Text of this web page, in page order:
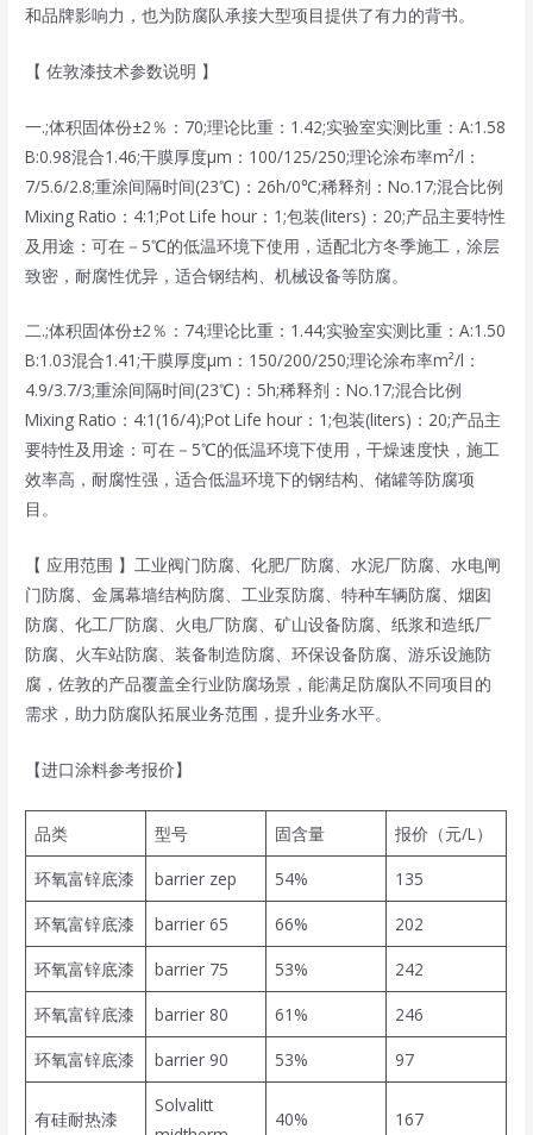
和品牌影响力，也为防腐队承接大型项目提供了有力的背书。
【 佐敦漆技术参数说明 】
一.;体积固体份±2％：70;理论比重：1.42;实验室实测比重：A:1.58
B:0.98混合1.46;干膜厚度μm：100/125/250;理论涂布率m²/l：
7/5.6/2.8;重涂间隔时间(23℃)：26h/0℃;稀释剂：No.17;混合比例
Mixing Ratio：4:1;Pot Life hour：1;包装(liters)：20;产品主要特性
及用途：可在－5℃的低温环境下使用，适配北方冬季施工，涂层
致密，耐腐性优异，适合钢结构、机械设备等防腐。
二.;体积固体份±2％：74;理论比重：1.44;实验室实测比重：A:1.50
B:1.03混合1.41;干膜厚度μm：150/200/250;理论涂布率m²/l：
4.9/3.7/3;重涂间隔时间(23℃)：5h;稀释剂：No.17;混合比例
Mixing Ratio：4:1(16/4);Pot Life hour：1;包装(liters)：20;产品主
要特性及用途：可在－5℃的低温环境下使用，干燥速度快，施工
效率高，耐腐性强，适合低温环境下的钢结构、储罐等防腐项
目。
【 应用范围 】工业阀门防腐、化肥厂防腐、水泥厂防腐、水电闸
门防腐、金属幕墙结构防腐、工业泵防腐、特种车辆防腐、烟囱
防腐、化工厂防腐、火电厂防腐、矿山设备防腐、纸浆和造纸厂
防腐、火车站防腐、装备制造防腐、环保设备防腐、游乐设施防
腐，佐敦的产品覆盖全行业防腐场景，能满足防腐队不同项目的
需求，助力防腐队拓展业务范围，提升业务水平。
【进口涂料参考报价】
品类 型号 固含量
报价（元/L）
环氧富锌底漆
barrier zep 54%
135
环氧富锌底漆
barrier 65 66%
202
环氧富锌底漆
barrier 75 53%
242
环氧富锌底漆
barrier 80 61%
246
环氧富锌底漆
barrier 90 53% 97
有硅耐热漆
Solvalitt
40% 167